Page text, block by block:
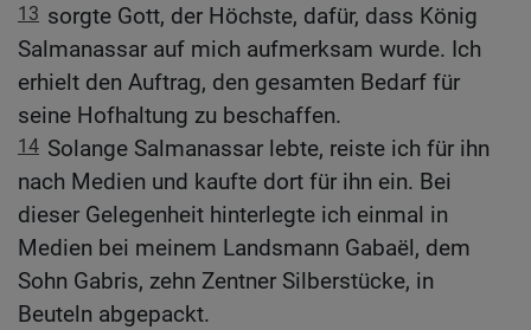
13 sorgte Gott, der Höchste, dafür, dass König
Salmanassar auf mich aufmerksam wurde. Ich
erhielt den Auftrag, den gesamten Bedarf für
seine Hofhaltung zu beschaffen.
14 Solange Salmanassar lebte, reiste ich für ihn
nach Medien und kaufte dort für ihn ein. Bei
dieser Gelegenheit hinterlegte ich einmal in
Medien bei meinem Landsmann Gabaël, dem
Sohn Gabris, zehn Zentner Silberstücke, in
Beuteln abgepackt.